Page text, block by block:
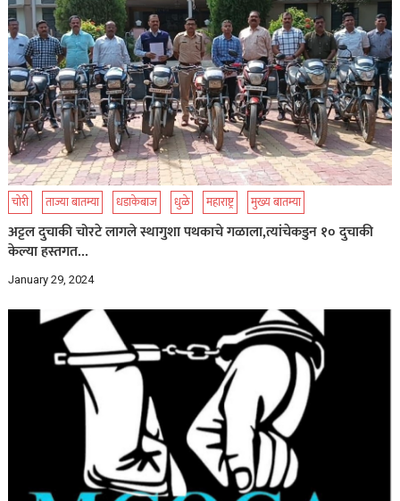
चोरी ताज्या बातम्या धडाकेबाज धुळे महाराष्ट्र मुख्य बातम्या
अट्टल दुचाकी चोरटे लागले स्थागुशा पथकाचे गळाला,त्यांचेकडुन १० दुचाकी
केल्या हस्तगत…
January 29, 2024